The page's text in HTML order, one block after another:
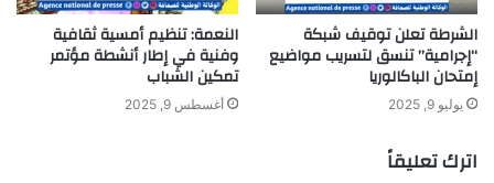
الشرطة تعلن توقيف شبكة
“إجرامية” تنسق لتسريب مواضيع
إمتحان الباكالوريا
يوليو 9, 2025
النعمة: تنظيم أمسية ثقافية
وفنية في إطار أنشطة مؤتمر
تمكين الشباب
أغسطس 9, 2025
اترك تعليقاً